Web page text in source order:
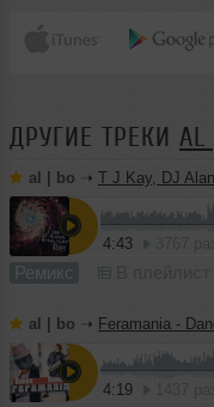
ДРУГИЕ ТРЕКИ AL
al | bo ➝ T J Kay, DJ Alania
4:43
Ремикс
al | bo ➝ Feramania - Dance,
4:19